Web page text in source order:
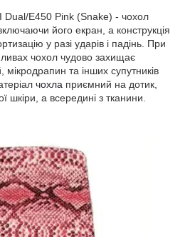
E450 Pink (Snake) - чохол
його екран, а конструкція
у разі ударів і падінь. При
чохол чудово захищає
та інших супутників
чохла приємний на дотик,
шкіри, а всередині з тканини.